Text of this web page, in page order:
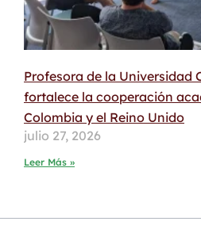
Profesora de la Universidad
fortalece la cooperación
Colombia y el Reino Unido
julio 27, 2026
Leer Más »